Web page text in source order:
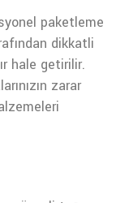
paketleme
dikkatli
hale getirilir.
zarar